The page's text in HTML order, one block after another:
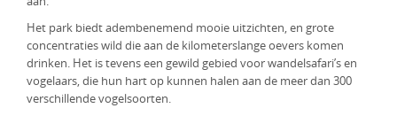
Het park biedt adembenemend mooie uitzichten, en grote
concentraties wild die aan de kilometerslange oevers komen
drinken. Het is tevens een gewild gebied voor wandelsafari’s en
vogelaars, die hun hart op kunnen halen aan de meer dan 300
verschillende vogelsoorten.